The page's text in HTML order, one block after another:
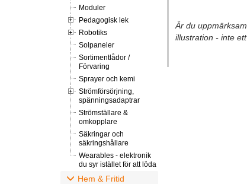
Moduler
Pedagogisk lek
Robotiks
Solpaneler
Sortimentlådor /
Förvaring
Sprayer och kemi
Strömförsörjning,
spänningsadaptrar
Strömställare &
omkopplare
Säkringar och
säkringshållare
Wearables - elektronik
du syr istället för att löda
Hem & Fritid
Är du
illustration - inte